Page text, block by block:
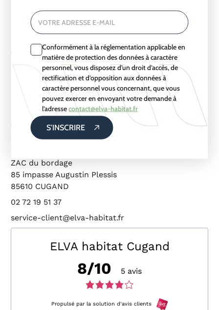
Contactez-nous au02.72.19.51.37
ou demandezvotre devis en ligne
: nous serons ravis de pouvoir
vous accompagner dans votre
projet de demain.
ZAC du bordage
85 impasse Augustin Plessis
85610 CUGAND
02 72 19 51 37
service-client@elva-habitat.fr
ELVA habitat Cugand
8/10
5 avis
Note
de
Propulsé par la solution d'avis clients
VOTRE ADRESSE E-MAIL
Conformément à la réglementation applicable en
matière de protection des données à caractère
personnel, vous disposez d’un droit d’accès, de
rectification et d’opposition aux données à
caractère personnel vous concernant, que vous
pouvez exercer en envoyant votre demande à
l’adressecontact@elva-habitat.fr
S'INSCRIRE